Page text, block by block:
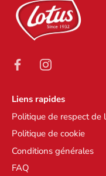
Liens rapides
Politique de respect de
Politique de cookie
Conditions générales
FAQ